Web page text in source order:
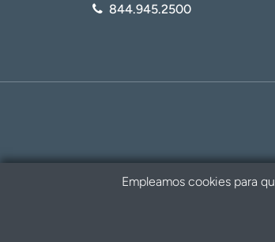
844.945.2500
Empleamos cookies para